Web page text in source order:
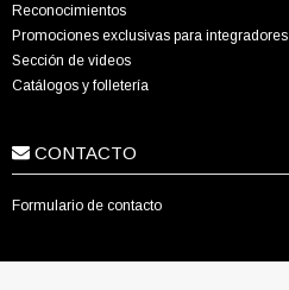
Reconocimientos
Promociones exclusivas para integradores
Sección de videos
Catálogos y folletería
CONTACTO
Formulario de contacto